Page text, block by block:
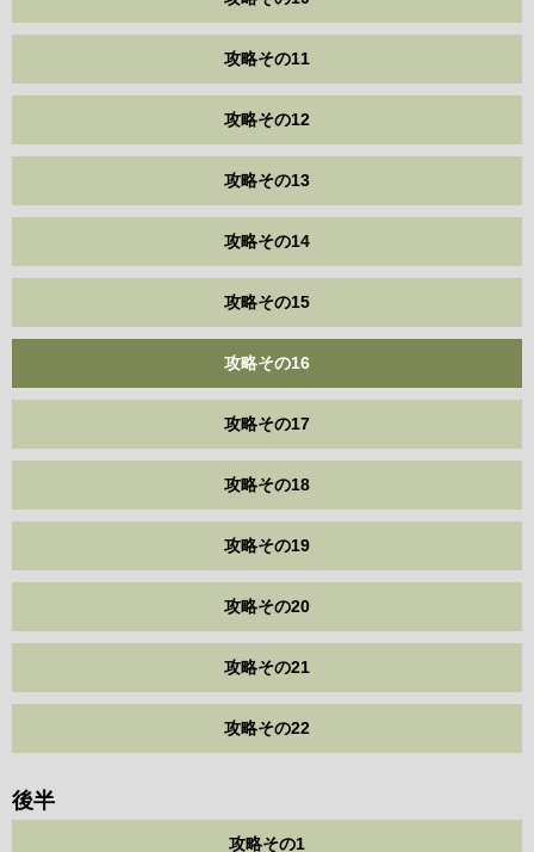
攻略その11
攻略その12
攻略その13
攻略その14
攻略その15
攻略その16
攻略その17
攻略その18
攻略その19
攻略その20
攻略その21
攻略その22
後半
攻略その1